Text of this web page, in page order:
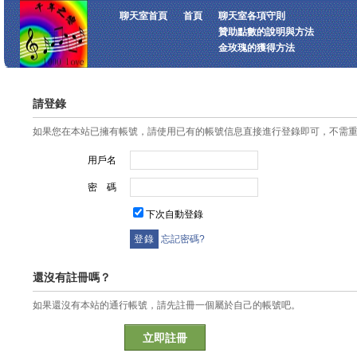
聊天室首頁 首頁
聊天室各項守則
贊助點數的說明與方法
金玫瑰的獲得方法
請登錄
如果您在本站已擁有帳號，請使用已有的帳號信息直接進行登錄即可，不需
用戶名
密 碼
下次自動登錄
忘記密碼?
還沒有註冊嗎？
如果還沒有本站的通行帳號，請先註冊一個屬於自己的帳號吧。
立即註冊